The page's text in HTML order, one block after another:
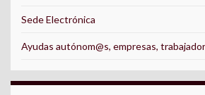
Sede Electrónica
Ayudas autónom@s, empresas,